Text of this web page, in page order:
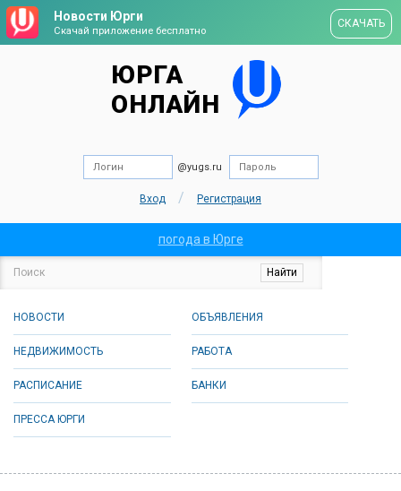
Новости Юрги
Скачай приложение бесплатно
СКАЧАТЬ
ЮРГА
ОНЛАЙН
@yugs.ru
Вход / Регистрация
погода в Юрге
НОВОСТИ ОБЪЯВЛЕНИЯ
НЕДВИЖИМОСТЬ РАБОТА
РАСПИСАНИЕ БАНКИ
ПРЕССА ЮРГИ